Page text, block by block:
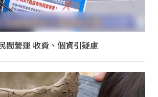
間營運 收費、個資引疑慮